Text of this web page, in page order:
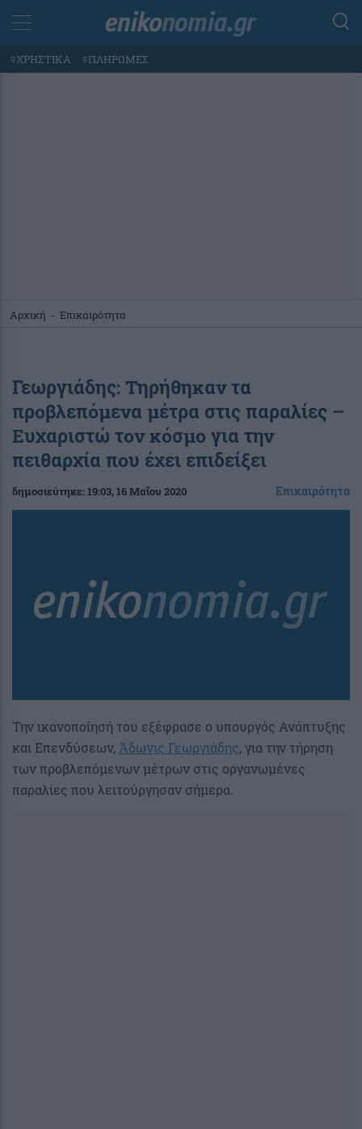
#ΧΡΗΣΤΙΚΑ #ΠΛΗΡΩΜΕΣ
Αρχική - Επικαιρότητα
Γεωργιάδης: Τηρήθηκαν τα
προβλεπόμενα μέτρα στις παραλίες –
Ευχαριστώ τον κόσμο για την
πειθαρχία που έχει επιδείξει
δημοσιεύτηκε:19:03, 16 Μαΐου 2020 Επικαιρότητα
Την ικανοποίησή του εξέφρασε ο υπουργός Ανάπτυξης
και Επενδύσεων, Άδωνις Γεωργιάδης, για την τήρηση
των προβλεπόμενων μέτρων στις οργανωμένες
παραλίες που λειτούργησαν σήμερα.